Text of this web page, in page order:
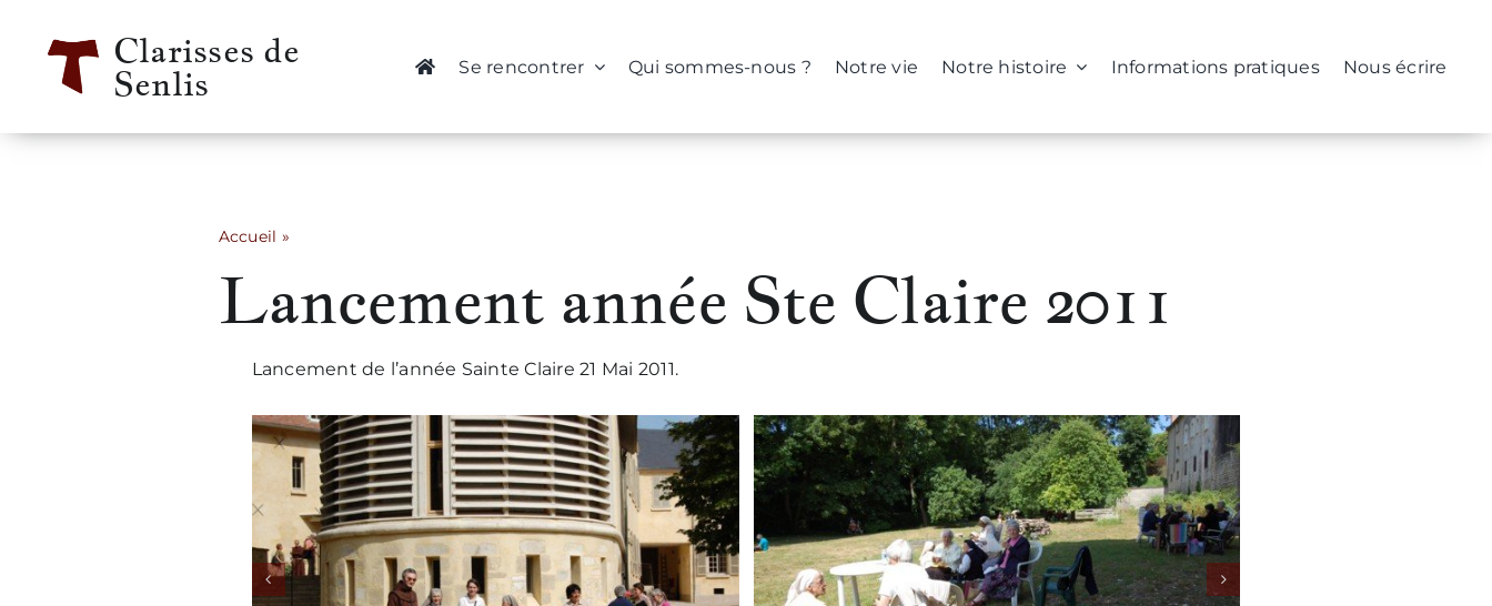
contenu
Clarisses de
Senlis Se rencontrer Qui sommes-nous ? Notre vie Notre histoire Informations pratiques Nous écrire
Accueil »
Lancement année Ste Claire 2011
Lancement de l’année Sainte Claire 21 Mai 2011.